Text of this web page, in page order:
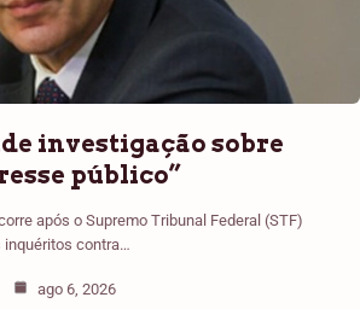
investigação sobre
público”
após o Supremo Tribunal Federal (STF)
inquéritos contra…
ago 6, 2026